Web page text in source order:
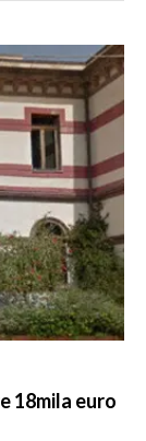
18mila euro